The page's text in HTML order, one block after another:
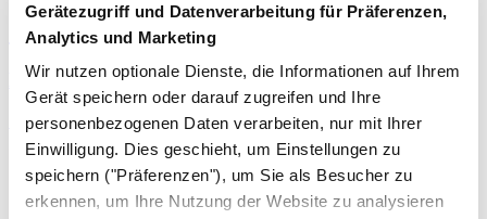
Gerätezugriff und Datenverarbeitung für Präferenzen,
Analytics und Marketing
Wir nutzen optionale Dienste, die Informationen auf Ihrem
Gerät speichern oder darauf zugreifen und Ihre
personenbezogenen Daten verarbeiten, nur mit Ihrer
Einwilligung. Dies geschieht, um Einstellungen zu
speichern ("Präferenzen"), um Sie als Besucher zu
erkennen, um Ihre Nutzung der Website zu analysieren
Geflochtene Sandalen
Leder
195,- €